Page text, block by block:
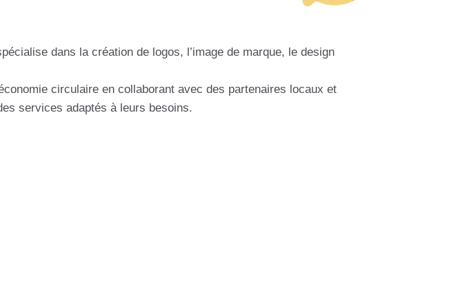
dans la création de logos, l’image de marque, le design
circulaire en collaborant avec des partenaires locaux et
services adaptés à leurs besoins.